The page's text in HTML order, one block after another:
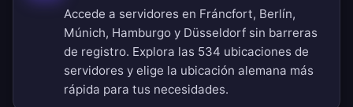
Accede a servidores en Fráncfort, Berlín,
Múnich, Hamburgo y Düsseldorf sin barreras
de registro. Explora las 534 ubicaciones de
servidores y elige la ubicación alemana más
rápida para tus necesidades.